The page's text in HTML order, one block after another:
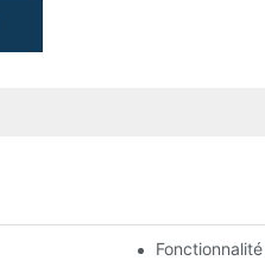
Hydrauliques À Tirants